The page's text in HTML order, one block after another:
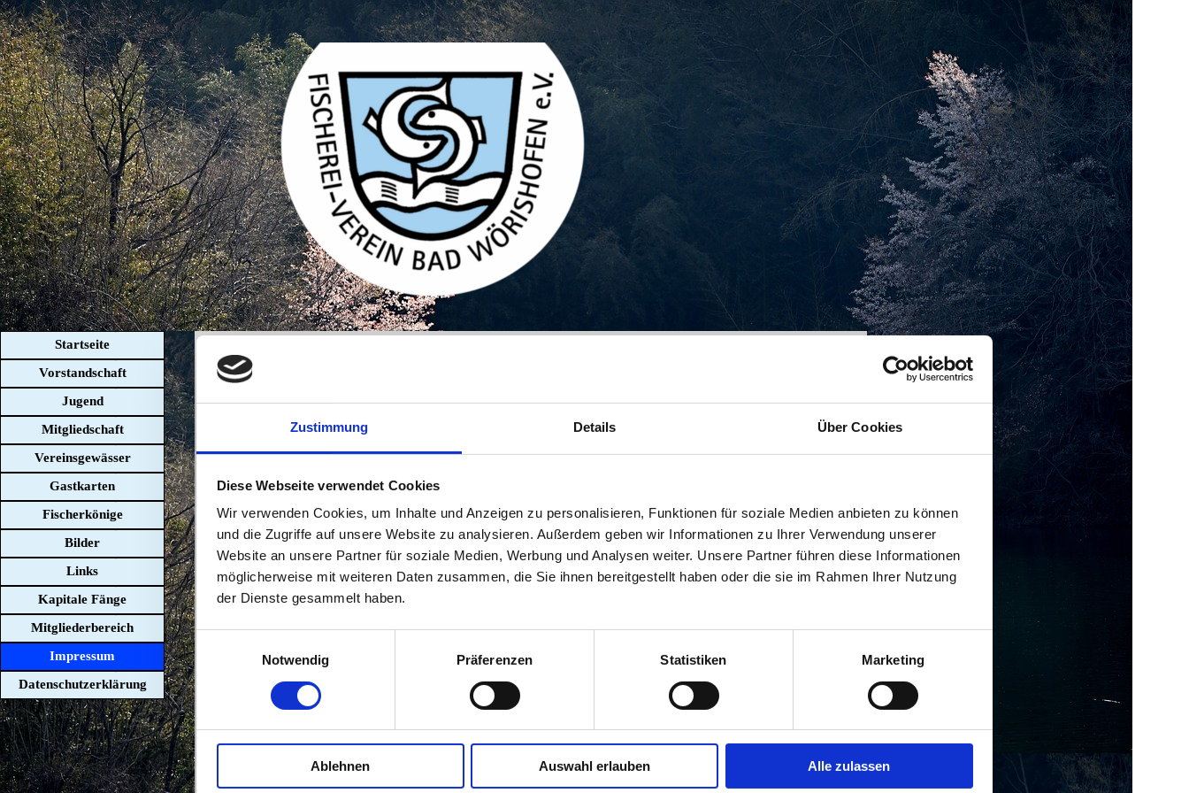
Zustimmung Details Über Cookies
Diese Webseite verwendet Cookies
Wir verwenden Cookies, um Inhalte und Anzeigen zu personalisieren, Funktionen für soziale Medien anbieten zu können
und die Zugriffe auf unsere Website zu analysieren. Außerdem geben wir Informationen zu Ihrer Verwendung unserer
Website an unsere Partner für soziale Medien, Werbung und Analysen weiter. Unsere Partner führen diese Informationen
möglicherweise mit weiteren Daten zusammen, die Sie ihnen bereitgestellt haben oder die sie im Rahmen Ihrer Nutzung
der Dienste gesammelt haben.
Notwendig
Präferenzen Statistiken Marketing
Ablehnen Auswahl erlauben Alle zulassen
Direkt zum Seiteninhalt
Menü überspringen
Startseite
Vorstandschaft
Jugend
▼
Mitgliedschaft
Vereinsgewässer
Gastkarten
Fischerkönige
Bilder
Links
Kapitale Fänge
▼
Mitgliederbereich
Impressum
Datenschutzerklärung
2. Vorstand Jürgen Wiesner 08247/998685
Schriftführer
Krautgartenstr. 11a
Internet fischereiverein-badwoerishofen.de